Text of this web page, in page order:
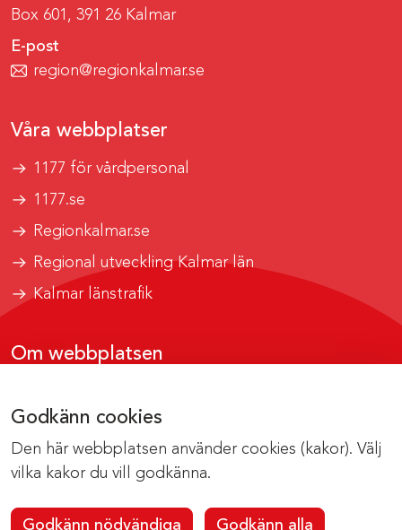
Godkänn cookies
Den här webbplatsen använder cookies (kakor). Välj
vilka kakor du vill godkänna.
Godkänn nödvändiga Godkänn alla
Box 601, 391 26 Kalmar
E-post
region@regionkalmar.se
Våra webbplatser
1177 för vårdpersonal
1177.se
Regionkalmar.se
Regional utveckling Kalmar län
Kalmar länstrafik
Om webbplatsen
Om cookies
Kontakta webbredaktionen